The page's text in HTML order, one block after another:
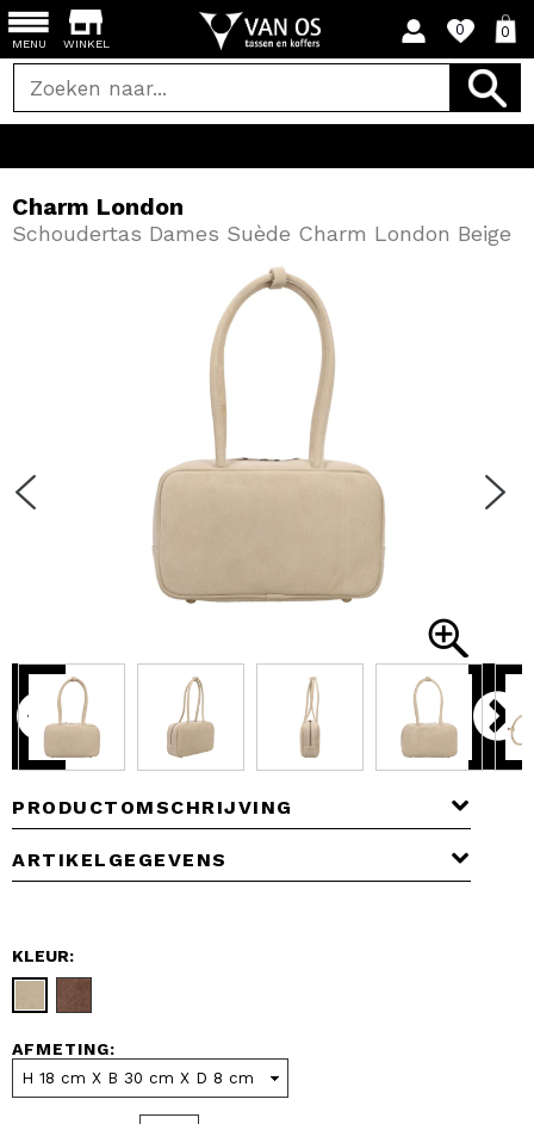
WINKEL
0 0
MENU
PRODUCTOMSCHRIJVING
ARTIKELGEGEVENS
Charm London
Schoudertas Dames Suède Charm London Beige
KLEUR:
AFMETING: